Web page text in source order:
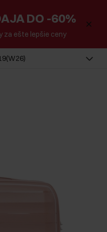
DO -60%
za ešte lepšie ceny